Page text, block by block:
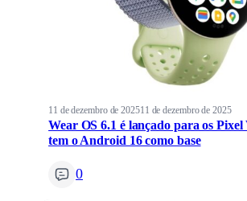
11 de dezembro de 202511 de dezembro de 2025
Wear OS 6.1 é lançado para os Pixel
tem o Android 16 como base
0